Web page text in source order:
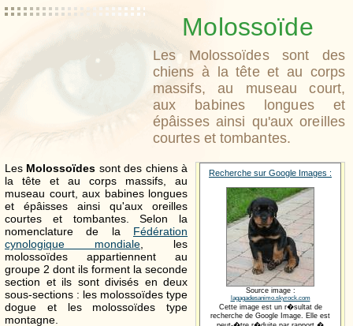
Molossoïde
Les Molossoïdes sont des
chiens à la tête et au corps
massifs, au museau court,
aux babines longues et
épâisses ainsi qu'aux oreilles
courtes et tombantes.
Recherche sur Google Images :
Source image :
lagagadesanimo.skyrock.com
Cette image est un r�sultat de
recherche de Google Image. Elle est
Les Molossoïdes sont des chiens à
la tête et au corps massifs, au
museau court, aux babines longues
et épâisses ainsi qu'aux oreilles
courtes et tombantes. Selon la
nomenclature de la Fédération
cynologique mondiale , les
molossoïdes appartiennent au
groupe 2 dont ils forment la seconde
section et ils sont divisés en deux
sous-sections : les molossoïdes type
dogue et les molossoïdes type
montagne.